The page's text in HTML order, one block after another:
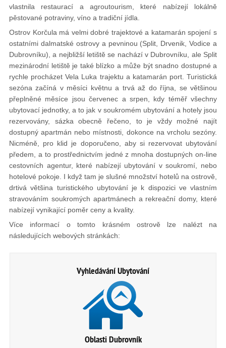
vlastnila restaurací a agroutourism, které nabízejí lokálně
pěstované potraviny, víno a tradiční jídla.
Ostrov Korčula má velmi dobré trajektové a katamarán spojení s
ostatními dalmatské ostrovy a pevninou (Split, Drvenik, Vodice a
Dubrovníku), a nejbližší letiště se nachází v Dubrovníku, ale Split
mezinárodní letiště je také blízko a může být snadno dostupné a
rychle procházet Vela Luka trajektu a katamarán port. Turistická
sezóna začíná v měsíci květnu a trvá až do října, se většinou
přeplněné měsíce jsou červenec a srpen, kdy téměř všechny
ubytovací jednotky, a to jak v soukromém ubytování a hotely jsou
rezervovány, sázka obecně řečeno, to je vždy možné najít
dostupný apartmán nebo místnosti, dokonce na vrcholu sezóny.
Nicméně, pro klid je doporučeno, aby si rezervovat ubytování
předem, a to prostřednictvím jedné z mnoha dostupných on-line
cestovních agentur, které nabízejí ubytování v soukromí, nebo
hotelové pokoje. I když tam je slušné množství hotelů na ostrově,
drtivá většina turistického ubytování je k dispozici ve vlastním
stravováním soukromých apartmánech a rekreační domy, které
nabízejí vynikající poměr ceny a kvality.
Více informací o tomto krásném ostrově lze nalézt na
následujících webových stránkách:
Vyhledávání Ubytování
Oblasti Dubrovník